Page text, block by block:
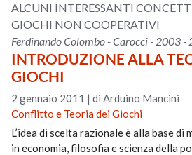
ALCUNI INTERESSANTI
GIOCHI NON COOPERATIVI
Ferdinando Colombo - Carocci - 2003 -
INTRODUZIONE ALLA
GIOCHI
2 gennaio 2011 |di Arduino Mancini
Conflitto e Teoria dei Giochi
L’idea di scelta razionale è alla base
in economia, filosofia e scienza della